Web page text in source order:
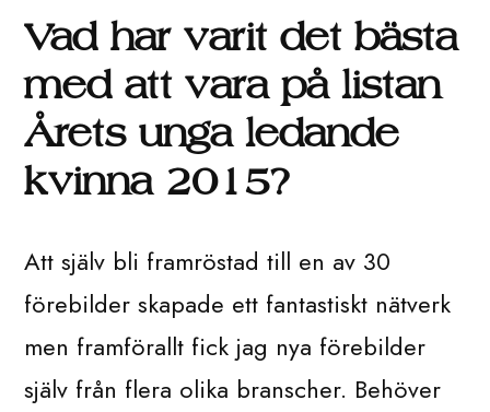
Vad har varit det bästa
med att vara på listan
Årets unga ledande
kvinna 2015?
Att själv bli framröstad till en av 30
förebilder skapade ett fantastiskt nätverk
men framförallt fick jag nya förebilder
själv från flera olika branscher. Behöver